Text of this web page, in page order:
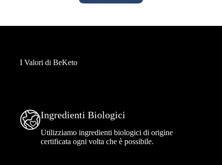
I Valori di BeKeto
Ingredienti Biologici
Utilizziamo ingredienti biologici di origine
certificata ogni volta che è possibile.